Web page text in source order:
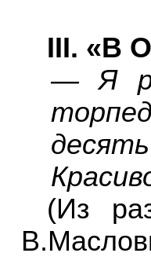
III. «В
— Я
(Из